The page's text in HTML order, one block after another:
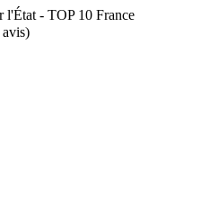
l'État - TOP 10 France